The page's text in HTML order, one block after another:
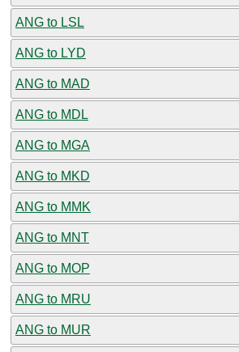
ANG to LSL
ANG to LYD
ANG to MAD
ANG to MDL
ANG to MGA
ANG to MKD
ANG to MMK
ANG to MNT
ANG to MOP
ANG to MRU
ANG to MUR